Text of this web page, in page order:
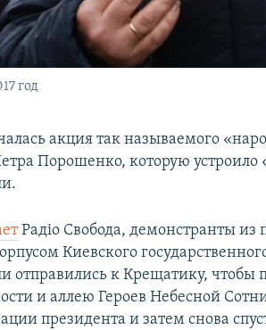
год
акция так называемого
Порошенко, которую
Радіо Свобода, демонстранты
Киевского
отправились к Крещатику, чтобы
и аллею Героев Небесной
президента и затем снова